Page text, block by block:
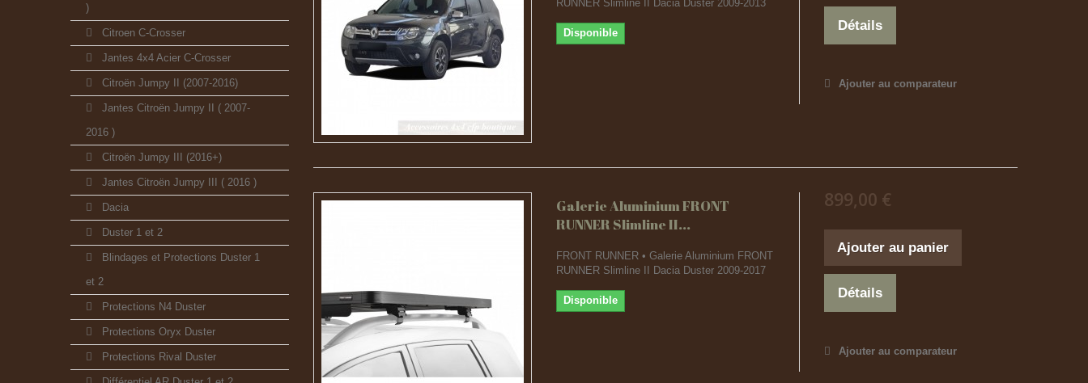
)
Citroen C-Crosser
Jantes 4x4 Acier C-Crosser
Citroën Jumpy II (2007-2016)
Jantes Citroën Jumpy II ( 2007-
2016 )
Citroën Jumpy III (2016+)
Jantes Citroën Jumpy III ( 2016 )
Dacia
Duster 1 et 2
Blindages et Protections Duster 1
et 2
Protections N4 Duster
Protections Oryx Duster
Protections Rival Duster
RUNNER Slimline II Dacia Duster 2009-2013
Disponible Détails
Ajouter au comparateur
Galerie Aluminium FRONT
RUNNER Slimline II...
FRONT RUNNER • Galerie Aluminium FRONT
RUNNER Slimline II Dacia Duster 2009-2017
Disponible
899,00 €
Ajouter au panier
Détails
Ajouter au comparateur